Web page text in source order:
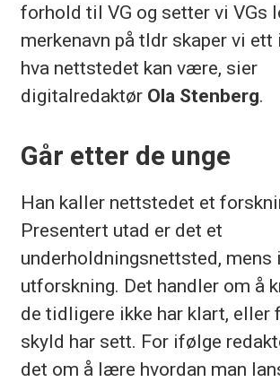
forhold til VG og setter vi VGs
merkenavn på tldr skaper vi ett
hva nettstedet kan være, sier
digitalredaktør Ola Stenberg.
Går etter de unge
Han kaller nettstedet et
Presentert utad er det et
underholdningsnettsted, mens
utforskning. Det handler om å
de tidligere ikke har klart, eller
skyld har sett. For ifølge
det om å lære hvordan man